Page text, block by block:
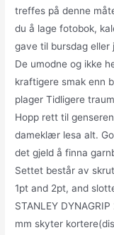
treffes på denne
du å lage fotobok,
gave til bursdag eller
De umodne og ikke
kraftigere smak enn
plager Tidligere
Hopp rett til
dameklær lesa alt.
det gjeld å finna
Settet består av
1pt and 2pt, and
STANLEY
mm skyter